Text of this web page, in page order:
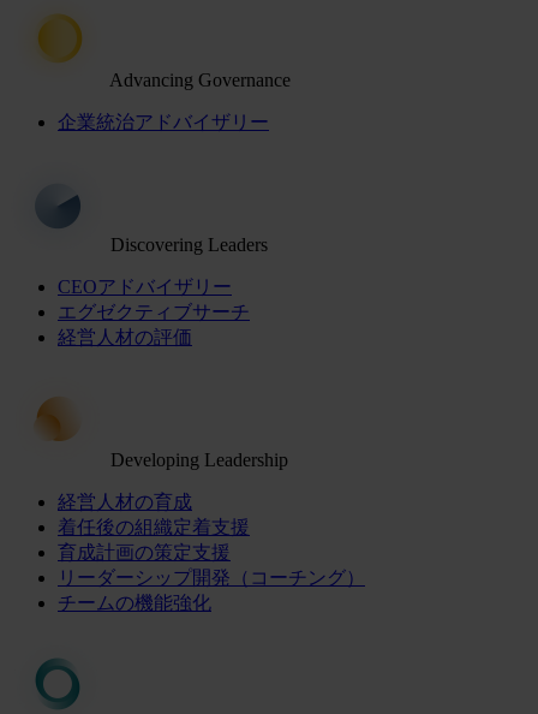
Advancing Governance
企業統治アドバイザリー
Discovering Leaders
CEOアドバイザリー
エグゼクティブサーチ
経営人材の評価
Developing Leadership
経営人材の育成
着任後の組織定着支援
育成計画の策定支援
リーダーシップ開発（コーチング）
チームの機能強化